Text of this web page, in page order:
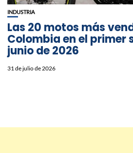
INDUSTRIA
Las 20 motos más
Colombia en el primer
junio de 2026
31 de julio de 2026